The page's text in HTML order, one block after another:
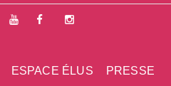
PRESSE
ESPACE ÉLUS